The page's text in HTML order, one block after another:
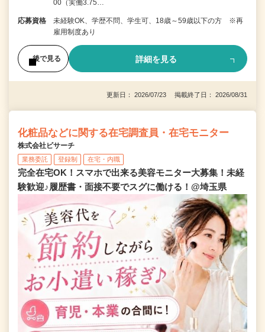
00（実働3.75…
応募資格
未経験OK、学歴不問、学生可、18歳～59歳以下の方 ※再
雇用制度あり
後で見る 詳細を見る
更新日： 2026/07/23 掲載終了日： 2026/08/31
化粧品などに関する在宅調査員・在宅モニター
株式会社ビサーチ
業務委託 登録制 在宅・内職
完全在宅OK！スマホで出来る美容モニター大募集！未経
験歓迎♪履歴書・面接不要でスグに働ける！@埼玉県